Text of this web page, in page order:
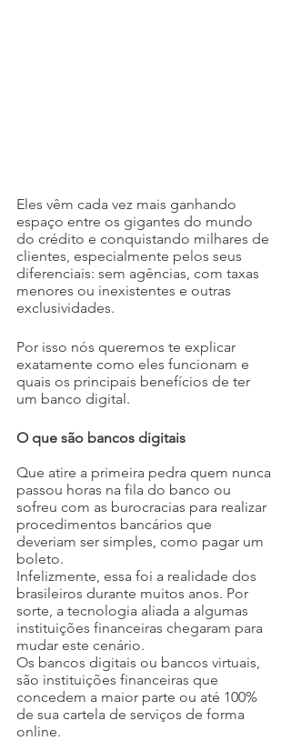
Eles vêm cada vez mais ganhando
espaço entre os gigantes do mundo
do crédito e conquistando milhares de
clientes, especialmente pelos seus
diferenciais: sem agências, com taxas
menores ou inexistentes e outras
exclusividades.
Por isso nós queremos te explicar
exatamente como eles funcionam e
quais os principais benefícios de ter
um banco digital.
O que são bancos digitais
Que atire a primeira pedra quem nunca
passou horas na fila do banco ou
sofreu com as burocracias para realizar
procedimentos bancários que
deveriam ser simples, como pagar um
boleto.
Infelizmente, essa foi a realidade dos
brasileiros durante muitos anos. Por
sorte, a tecnologia aliada a algumas
instituições financeiras chegaram para
mudar este cenário.
Os bancos digitais ou bancos virtuais,
são instituições financeiras que
concedem a maior parte ou até 100%
de sua cartela de serviços de forma
online.